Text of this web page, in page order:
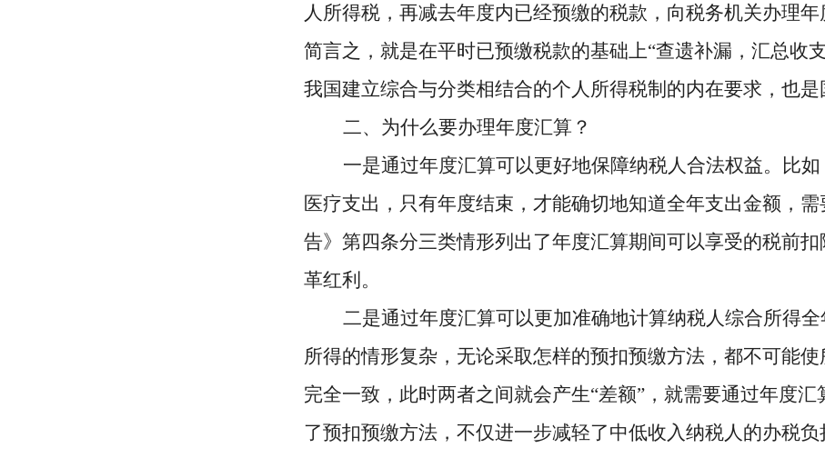
人所得税，再减去年度内已经预缴的税款，向税务机关办理
简言之，就是在平时已预缴税款的基础上“查遗补漏，汇总收
我国建立综合与分类相结合的个人所得税制的内在要求，也是
二、为什么要办理年度汇算？
一是通过年度汇算可以更好地保障纳税人合法权益。比
医疗支出，只有年度结束，才能确切地知道全年支出金额，
告》第四条分三类情形列出了年度汇算期间可以享受的税前
革红利。
二是通过年度汇算可以更加准确地计算纳税人综合所得
所得的情形复杂，无论采取怎样的预扣预缴方法，都不可能
完全一致，此时两者之间就会产生“差额”，就需要通过年度
了预扣预缴方法，不仅进一步减轻了中低收入纳税人的办税